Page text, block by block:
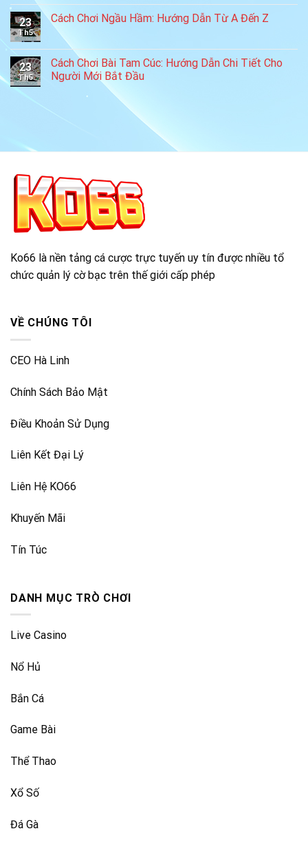
23
Th5
Cách Chơi Ngầu Hầm: Hướng Dẫn Từ A Đến Z
23
Th5
Cách Chơi Bài Tam Cúc: Hướng Dẫn Chi Tiết Cho
Người Mới Bắt Đầu
Ko66 là nền tảng cá cược trực tuyến uy tín được nhiều tổ
chức quản lý cờ bạc trên thế giới cấp phép
VỀ CHÚNG TÔI
CEO Hà Linh
Chính Sách Bảo Mật
Điều Khoản Sử Dụng
Liên Kết Đại Lý
Liên Hệ KO66
Khuyến Mãi
Tín Túc
DANH MỤC TRÒ CHƠI
Live Casino
Nổ Hủ
Bắn Cá
Game Bài
Thể Thao
Xổ Số
Đá Gà